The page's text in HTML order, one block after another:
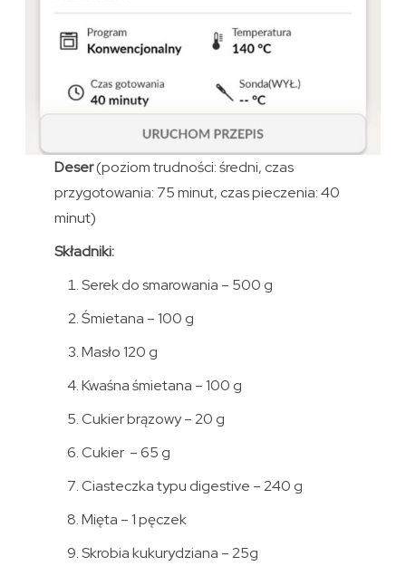
Deser(poziom trudności: średni, czas
przygotowania: 75 minut, czas pieczenia: 40
minut)
Składniki:
Serek do smarowania – 500 g
Śmietana – 100 g
Masło 120 g
Kwaśna śmietana – 100 g
Cukier brązowy – 20 g
Cukier – 65 g
Ciasteczka typu digestive – 240 g
Mięta – 1 pęczek
Skrobia kukurydziana – 25g